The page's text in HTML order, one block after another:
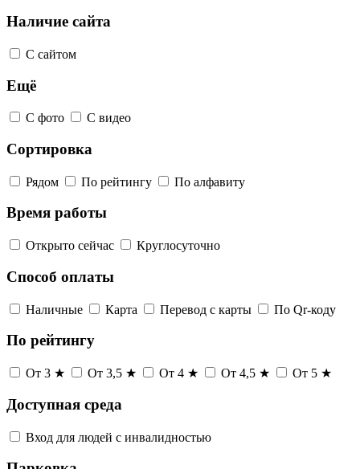
Наличие сайта
С сайтом
Ещё
С фото С видео
Сортировка
Рядом По рейтингу По алфавиту
Время работы
Открыто сейчас Круглосуточно
Способ оплаты
Наличные Карта Перевод с карты По Qr-коду
По рейтингу
От 3 ★ От 3,5 ★ От 4 ★ От 4,5 ★ От 5 ★
Доступная среда
Вход для людей с инвалидностью